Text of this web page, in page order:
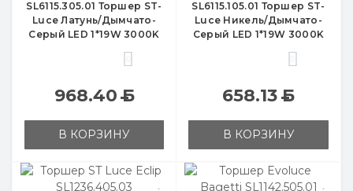
SL6115.305.01 Торшер ST-
Luce Латунь/Дымчато-
Серый LED 1*19W 3000K
968.40Б
В КОРЗИНУ
SL6115.105.01 Торшер ST-
Luce Никель/Дымчато-
Серый LED 1*19W 3000K
658.13Б
В КОРЗИНУ